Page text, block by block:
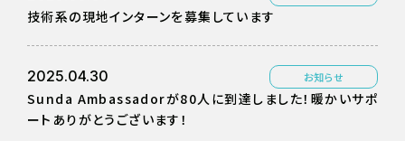
技術系の現地インターンを募集しています
2025.04.30 お知らせ
Sunda Ambassadorが80人に到達しました！暖かいサポ
ートありがとうございます！